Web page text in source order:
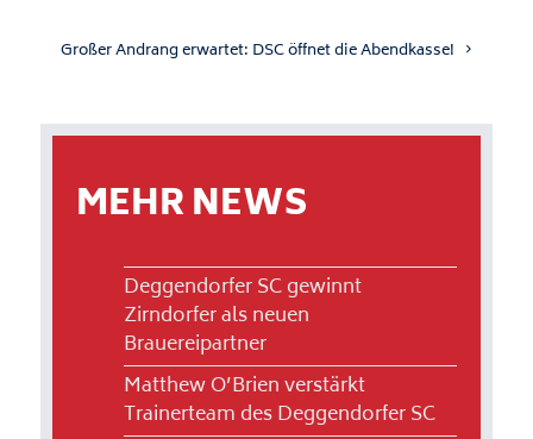
Großer Andrang erwartet: DSC öffnet die Abendkasse!
MEHR NEWS
Deggendorfer SC gewinnt
Zirndorfer als neuen
Brauereipartner
Matthew O’Brien verstärkt
Trainerteam des Deggendorfer SC